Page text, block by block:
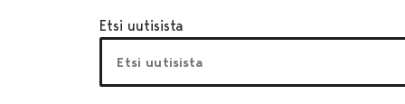
Etsi uutisista